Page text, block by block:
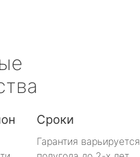
Сроки
Гарантия